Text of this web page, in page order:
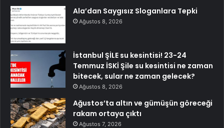
Ala’dan Saygısız Sloganlara Tepki
Ağustos 8, 2026
İstanbul ŞİLE su kesintisi! 23-24
Temmuz İSKİ Şile su kesintisi ne zaman
bitecek, sular ne zaman gelecek?
Ağustos 8, 2026
Ağustos’ta altın ve gümüşün göreceği
rakam ortaya çıktı
Ağustos 7, 2026